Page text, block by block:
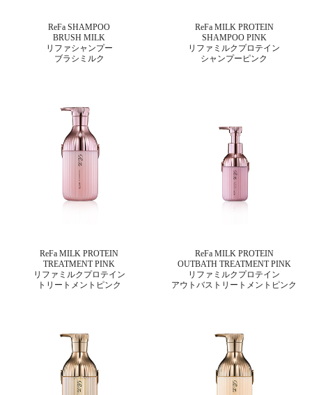
ReFa SHAMPOO
BRUSH MILK
リファシャンプー
ブラシミルク
ReFa MILK PROTEIN
SHAMPOO PINK
リファミルクプロテイン
シャンプーピンク
ReFa MILK PROTEIN
TREATMENT PINK
リファミルクプロテイン
トリートメントピンク
ReFa MILK PROTEIN
OUTBATH TREATMENT PINK
リファミルクプロテイン
アウトバストリートメント ピンク